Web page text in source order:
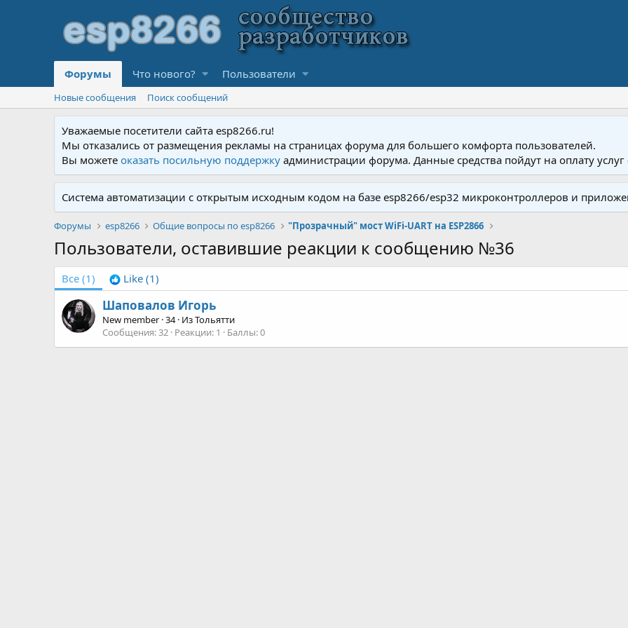
Форумы Что нового? Пользователи
Новые сообщения Поиск сообщений
Уважаемые посетители сайта esp8266.ru!
Мы отказались от размещения рекламы на страницах форума для большего комфорта пользователей.
Вы можетеоказать посильную поддержку администрации форума. Данные средства пойдут на оплату
Система автоматизации с открытым исходным кодом на базе esp8266/esp32 микроконтроллеров и
Форумы esp8266 Общие вопросы по esp8266 "Прозрачный" мост WiFi-UART на ESP2866
Пользователи, оставившие реакции к сообщению №36
Все (1) Like (1)
Шаповалов Игорь
New member ·34· ИзТольятти
Сообщения 32 Реакции 1 Баллы 0